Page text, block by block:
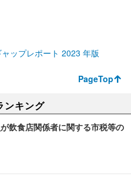
ップレポート 2023 年版
PageTop
ンキング
飲食店関係者に関する市税等の